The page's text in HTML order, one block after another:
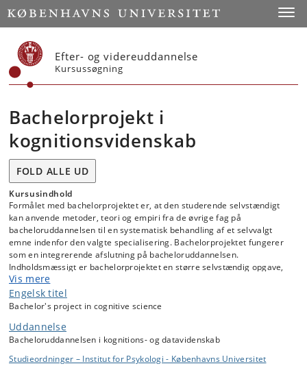
Start
Efter- og videreuddannelse
Kursussøgning
Bachelorprojekt i
kognitionsvidenskab
FOLD ALLE UD
Kursusindhold
Formålet med bachelorprojektet er, at den studerende selvstændigt
kan anvende metoder, teori og empiri fra de øvrige fag på
bacheloruddannelsen til en systematisk behandling af et selvvalgt
emne indenfor den valgte specialisering. Bachelorprojektet fungerer
som en integrerende afslutning på bacheloruddannelsen.
Indholdsmæssigt er bachelorprojektet en større selvstændig opgave,
der behandler et kognitionsvidenskabeligt emne.
Vis mere
Engelsk titel
Bachelor's project in cognitive science
Uddannelse
Bacheloruddannelsen i kognitions- og datavidenskab
Studieordninger – Institut for Psykologi - Københavns Universitet